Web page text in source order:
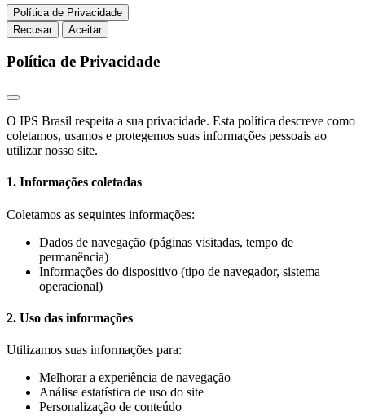
Política de Privacidade
Recusar
Aceitar
Política de Privacidade
O IPS Brasil respeita a sua privacidade. Esta política descreve como
coletamos, usamos e protegemos suas informações pessoais ao
utilizar nosso site.
1. Informações coletadas
Coletamos as seguintes informações:
Dados de navegação (páginas visitadas, tempo de
permanência)
Informações do dispositivo (tipo de navegador, sistema
operacional)
2. Uso das informações
Utilizamos suas informações para:
Melhorar a experiência de navegação
Análise estatística de uso do site
Personalização de conteúdo